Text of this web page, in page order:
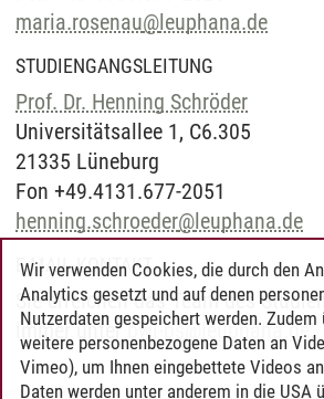
maria.rosenau@leuphana.de
STUDIENGANGSLEITUNG
Prof. Dr. Henning Schröder
Universitätsallee 1, C6.305
21335 Lüneburg
Fon +49.4131.677-2051
henning.schroeder@leuphana.de
E-MAIL-KONTAKT
Sie erreichen das Team des
immer unterbwl-ps@ leuphana.de.
Wir verwenden Cookies, die durch den
Analytics gesetzt und auf denen
Nutzerdaten gespeichert werden.
weitere personenbezogene Daten an
Vimeo), um Ihnen eingebettete Videos
Daten werden unter anderem in die USA